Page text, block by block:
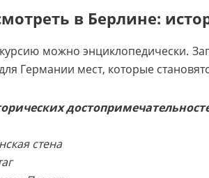
в Берлине:
можно энциклопедически.
Германии мест, которые
стена